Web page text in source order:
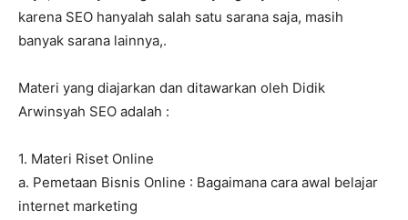
karena SEO hanyalah salah satu sarana saja, masih
banyak sarana lainnya,.
Materi yang diajarkan dan ditawarkan oleh Didik
Arwinsyah SEO adalah :
1. Materi Riset Online
a. Pemetaan Bisnis Online : Bagaimana cara awal belajar
internet marketing